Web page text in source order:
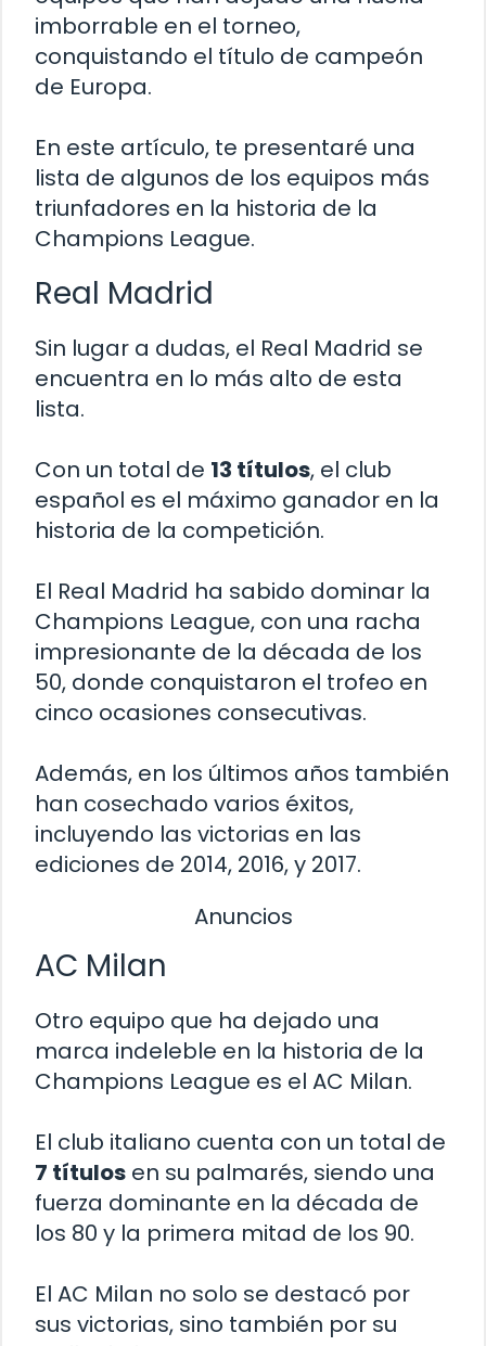
imborrable en el torneo,
conquistando el título de campeón
de Europa.
En este artículo, te presentaré una
lista de algunos de los equipos más
triunfadores en la historia de la
Champions League.
Real Madrid
Sin lugar a dudas, el Real Madrid se
encuentra en lo más alto de esta
lista.
Con un total de 13 títulos, el club
español es el máximo ganador en la
historia de la competición.
El Real Madrid ha sabido dominar la
Champions League, con una racha
impresionante de la década de los
50, donde conquistaron el trofeo en
cinco ocasiones consecutivas.
Además, en los últimos años también
han cosechado varios éxitos,
incluyendo las victorias en las
ediciones de 2014, 2016, y 2017.
Anuncios
AC Milan
Otro equipo que ha dejado una
marca indeleble en la historia de la
Champions League es el AC Milan.
El club italiano cuenta con un total de
7 títulos en su palmarés, siendo una
fuerza dominante en la década de
los 80 y la primera mitad de los 90.
El AC Milan no solo se destacó por
sus victorias, sino también por su